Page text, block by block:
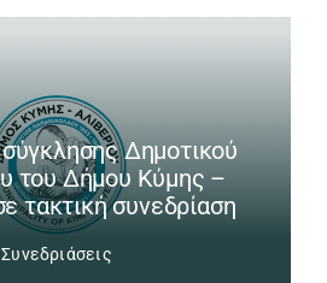
Δημοτικού
του Δήμου Κύμης –
τακτική συνεδρίαση
Συνεδριάσεις